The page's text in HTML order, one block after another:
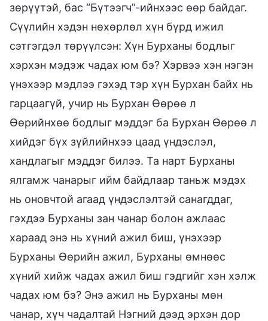
зөрүүтэй, бас “Бүтээгч”-ийнхээс өөр байдаг.
Сүүлийн хэдэн нөхөрлөл хүн бүрд ижил
сэтгэгдэл төрүүлсэн: Хүн Бурханы бодлыг
хэрхэн мэдэж чадах юм бэ? Хэрвээ хэн нэгэн
үнэхээр мэдлээ гэхэд тэр хүн Бурхан байх нь
гарцаагүй, учир нь Бурхан Өөрөө л
Өөрийнхөө бодлыг мэддэг ба Бурхан Өөрөө л
хийдэг бүх зүйлийнхээ цаад үндэслэл,
хандлагыг мэддэг билээ. Та нарт Бурханы
ялгамж чанарыг ийм байдлаар таньж мэдэх
нь оновчтой агаад үндэслэлтэй санагддаг,
гэхдээ Бурханы зан чанар болон ажлаас
хараад энэ нь хүний ажил биш, үнэхээр
Бурханы Өөрийн ажил, Бурханы өмнөөс
хүний хийж чадах ажил биш гэдгийг хэн хэлж
чадах юм бэ? Энэ ажил нь Бурханы мөн
чанар, хүч чадалтай Нэгний дээд эрхэн дор